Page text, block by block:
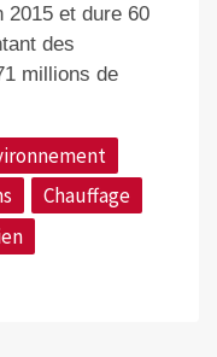
2015 et dure 60
des
millions de
Chauffage